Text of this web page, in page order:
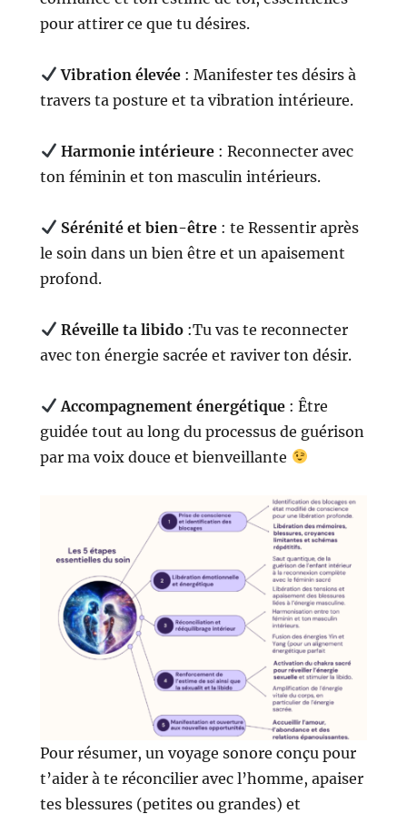
pour attirer ce que tu désires.
Vibration élevée: Manifester tes désirs à
travers ta posture et ta vibration intérieure.
Harmonie intérieure: Reconnecter avec
ton féminin et ton masculin intérieurs.
Sérénité et bien-être: te Ressentir après
le soin dans un bien être et un apaisement
profond.
Réveille ta libido:Tu vas te reconnecter
avec ton énergie sacrée et raviver ton désir.
Accompagnement énergétique: Être
guidée tout au long du processus de guérison
par ma voix douce et bienveillante
Pour résumer, un voyage sonore conçu pour
t’aider à te réconcilier avec l’homme, apaiser
tes blessures (petites ou grandes) et